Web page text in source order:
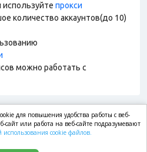
используйте прокси
количество аккаунтов(до 10)
можно работать с
для повышения удобства работы с веб-
сайт или работа на веб-сайте подразумевают
использования cookie файлов.